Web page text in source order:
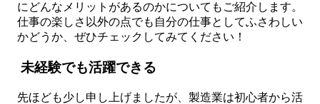
にどんなメリットがあるのかについてもご紹介します。
仕事の楽しさ以外の点でも自分の仕事としてふさわしい
かどうか、ぜひチェックしてみてください！
未経験でも活躍できる
先ほども少し申し上げましたが、製造業は初心者から活